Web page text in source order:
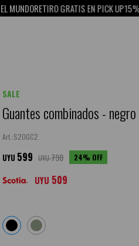
RETIRO GRATIS EN PICK UP15% OFF
SALE
Guantes combinados - negro
S20GC2
UYU 599 UYU790 24
UYU 509